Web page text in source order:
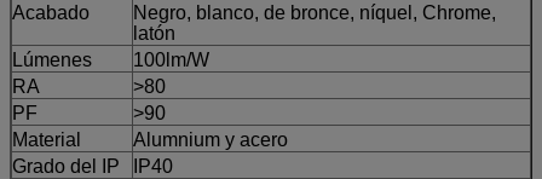
Acabado
Negro, blanco, de bronce, níquel, Chrome,
latón
Lúmenes
100lm/W
RA
>80
PF
>90
Material
Alumnium y acero
Grado del IP
IP40